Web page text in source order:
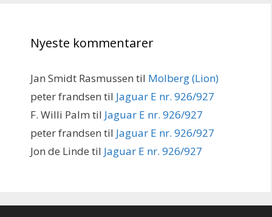
Nyeste kommentarer
Jan Smidt Rasmussen til Molberg (Lion)
peter frandsen til Jaguar E nr. 926/927
F. Willi Palm til Jaguar E nr. 926/927
peter frandsen til Jaguar E nr. 926/927
Jon de Linde til Jaguar E nr. 926/927